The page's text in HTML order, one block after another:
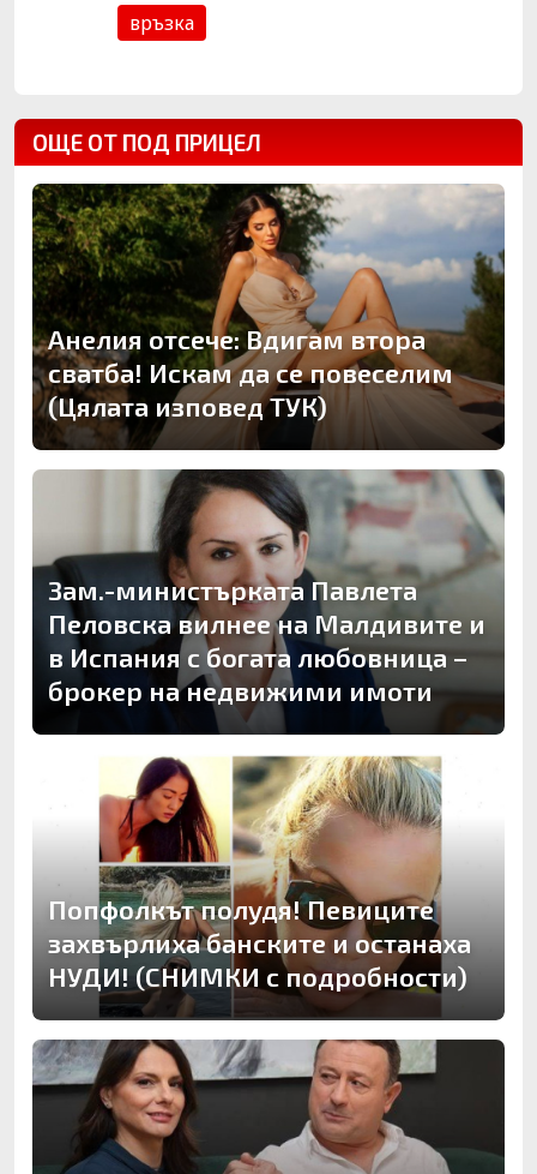
връзка
ОЩЕ ОТ ПОД ПРИЦЕЛ
Анелия отсече: Вдигам втора
сватба! Искам да се повеселим
(Цялата изповед ТУК)
Зам.-министърката Павлета
Пеловска вилнее на Малдивите и
в Испания с богата любовница –
брокер на недвижими имоти
Попфолкът полудя! Певиците
захвърлиха банските и останаха
НУДИ! (СНИМКИ с подробности)